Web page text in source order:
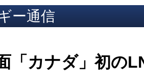
ー通信
「カナダ」初の